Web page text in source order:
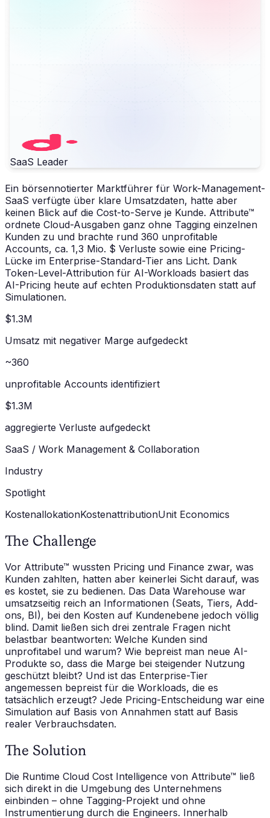
SaaS Leader
Ein börsennotierter Marktführer für Work-Management-
SaaS verfügte über klare Umsatzdaten, hatte aber
keinen Blick auf die Cost-to-Serve je Kunde. Attribute™
ordnete Cloud-Ausgaben ganz ohne Tagging einzelnen
Kunden zu und brachte rund 360 unprofitable
Accounts, ca. 1,3 Mio. $ Verluste sowie eine Pricing-
Lücke im Enterprise-Standard-Tier ans Licht. Dank
Token-Level-Attribution für AI-Workloads basiert das
AI-Pricing heute auf echten Produktionsdaten statt auf
Simulationen.
$1.3M
Umsatz mit negativer Marge aufgedeckt
~360
unprofitable Accounts identifiziert
$1.3M
aggregierte Verluste aufgedeckt
SaaS / Work Management & Collaboration
Industry
Spotlight
KostenallokationKostenattributionUnit Economics
The Challenge
Vor Attribute™ wussten Pricing und Finance zwar, was
Kunden zahlten, hatten aber keinerlei Sicht darauf, was
es kostet, sie zu bedienen. Das Data Warehouse war
umsatzseitig reich an Informationen (Seats, Tiers, Add-
ons, BI), bei den Kosten auf Kundenebene jedoch völlig
blind. Damit ließen sich drei zentrale Fragen nicht
belastbar beantworten: Welche Kunden sind
unprofitabel und warum? Wie bepreist man neue AI-
Produkte so, dass die Marge bei steigender Nutzung
geschützt bleibt? Und ist das Enterprise-Tier
angemessen bepreist für die Workloads, die es
tatsächlich erzeugt? Jede Pricing-Entscheidung war eine
Simulation auf Basis von Annahmen statt auf Basis
realer Verbrauchsdaten.
The Solution
Die Runtime Cloud Cost Intelligence von Attribute™ ließ
sich direkt in die Umgebung des Unternehmens
einbinden – ohne Tagging-Projekt und ohne
Instrumentierung durch die Engineers. Innerhalb